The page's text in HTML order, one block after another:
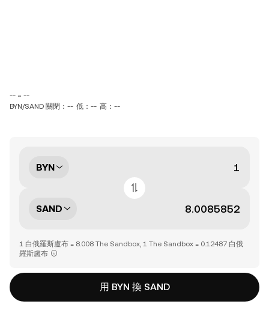
-- ~ --
BYN/SAND 關閉：-- 低：-- 高：--
BYN
SAND
1 白俄羅斯盧布 = 8.008 The Sandbox, 1 The Sandbox = 0.12487 白俄
羅斯盧布
用 BYN 換 SAND